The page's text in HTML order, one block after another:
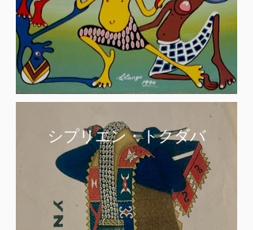
シプリエン・トクダバ